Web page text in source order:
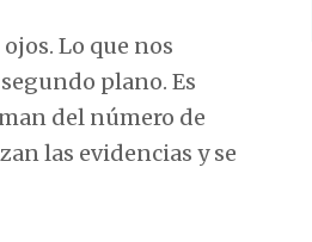
Lo que nos
plano. Es
del número de
las evidencias y se